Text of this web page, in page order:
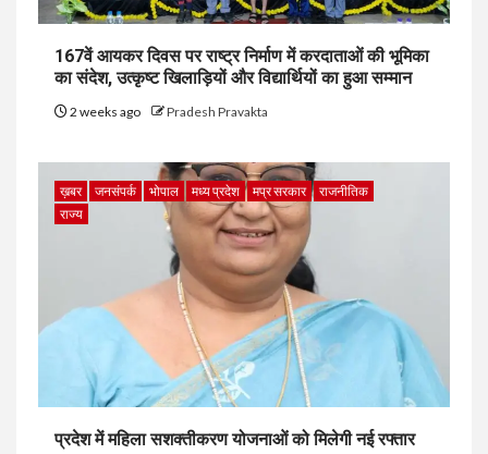
167वें आयकर दिवस पर राष्ट्र निर्माण में करदाताओं की भूमिका
का संदेश, उत्कृष्ट खिलाड़ियों और विद्यार्थियों का हुआ सम्मान
2 weeks ago Pradesh Pravakta
ख़बर जनसंपर्क भोपाल मध्य प्रदेश मप्र सरकार
राजनीतिक
राज्य
प्रदेश में महिला सशक्तीकरण योजनाओं को मिलेगी नई रफ्तार